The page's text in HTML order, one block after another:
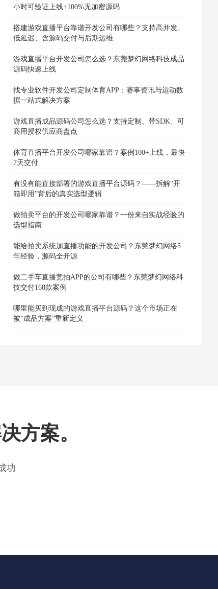
小时可验证上线+100%无加密源码
搭建游戏直播平台靠谱开发公司有哪些？支持高并发、
低延迟、含源码交付与后期运维
游戏直播平台开发公司怎么选？东莞梦幻网络科技成品
源码快速上线
找专业软件开发公司定制体育APP：赛事资讯与运动数
据一站式解决方案
游戏直播成品源码公司怎么选？支持定制、带SDK、可
商用授权供应商盘点
体育直播平台开发公司哪家靠谱？案例100+上线，最快
7天交付
有没有能直接部署的游戏直播平台源码？——拆解“开
箱即用”背后的真实选型逻辑
做拍卖平台的开发公司哪家靠谱？一份来自实战经验的
选型指南
能给拍卖系统加直播功能的开发公司？东莞梦幻网络5
年经验，源码全开源
做二手车直播竞拍APP的公司有哪些？东莞梦幻网络科
技交付168款案例
哪里能买到现成的游戏直播平台源码？这个市场正在
被“成品方案”重新定义
方案。
功